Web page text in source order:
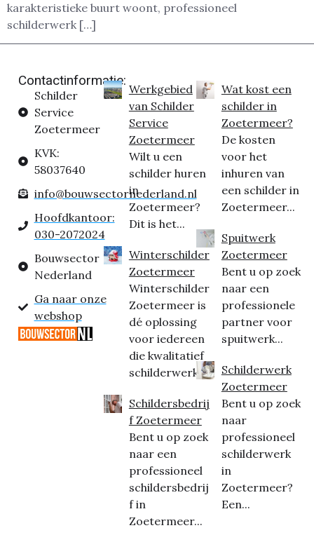
karakteristieke buurt woont, professioneel
schilderwerk […]
Contactinformatie:
Schilder
Service
Zoetermeer
KVK:
58037640
info@bouwsectornederland.nl
Hoofdkantoor:
030-2072024
Bouwsector
Nederland
Ga naar onze
webshop
Werkgebied
van Schilder
Service
Zoetermeer
Wilt u een
schilder huren
in
Zoetermeer?
Dit is het...
Winterschilder
Zoetermeer
Winterschilder
Zoetermeer is
dé oplossing
voor iedereen
die kwalitatief
schilderwerk...
Schildersbedrij
f Zoetermeer
Bent u op zoek
naar een
professioneel
schildersbedrij
f in
Zoetermeer...
Wat kost een
schilder in
Zoetermeer?
De kosten
voor het
inhuren van
een schilder in
Zoetermeer...
Spuitwerk
Zoetermeer
Bent u op zoek
naar een
professionele
partner voor
spuitwerk...
Schilderwerk
Zoetermeer
Bent u op zoek
naar
professioneel
schilderwerk
in
Zoetermeer?
Een...